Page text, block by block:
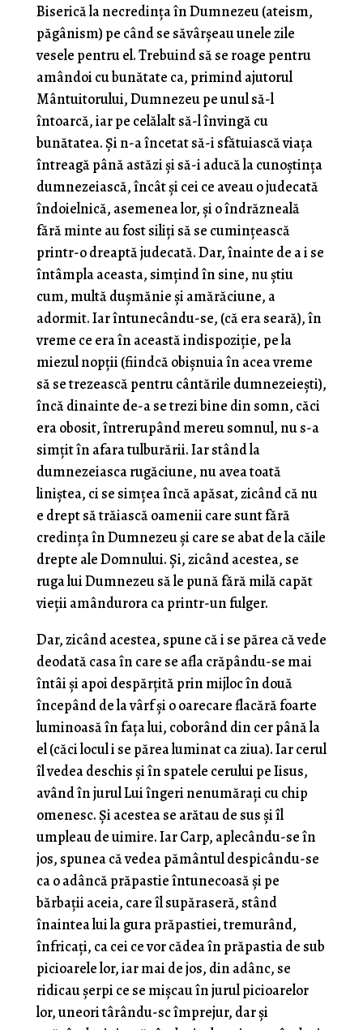
Biserică la necredinţa în Dumnezeu (ateism,
păgânism) pe când se săvârșeau unele zile
vesele pentru el. Trebuind să se roage pentru
amândoi cu bunătate ca, primind ajutorul
Mântuitorului, Dumnezeu pe unul să-l
întoarcă, iar pe celălalt să-l învingă cu
bunătatea. Şi n-a încetat să-i sfătuiască viaţa
întreagă până astăzi şi să-i aducă la cunoştinţa
dumnezeiască, încât şi cei ce aveau o judecată
îndoielnică, asemenea lor, şi o îndrăzneală
fără minte au fost siliţi să se cuminţească
printr-o dreaptă judecată. Dar, înainte de a i se
întâmpla aceasta, simţind în sine, nu ştiu
cum, multă duşmănie şi amără­ciune, a
adormit. Iar întunecându-se, (că era seară), în
vreme ce era în această indispoziţie, pe la
miezul nopţii (fiindcă obişnuia în acea vreme
să se trezească pentru cântările dum­nezeieşti),
încă dinainte de-a se trezi bine din somn, căci
era obosit, întrerupând mereu somnul, nu s-a
simţit în afara tulburării. Iar stând la
dumnezeiasca rugăciune, nu avea toată
liniştea, ci se simţea încă apăsat, zicând că nu
e drept să trăiască oamenii care sunt fără
credinţa în Dumnezeu şi care se abat de la căile
drepte ale Domnului. Şi, zicând acestea, se
ruga lui Dumnezeu să le pună fără milă capăt
vieţii amândurora ca printr-un fulger.
Dar, zicând acestea, spune că i se părea că vede
deodată casa în care se afla crăpându-se mai
întâi şi apoi despărţită prin mijloc în două
începând de la vârf şi o oarecare flacără foarte
luminoasă în faţa lui, coborând din cer până la
el (căci locul i se părea luminat ca ziua). Iar cerul
îl vedea deschis şi în spatele cerului pe Iisus,
având în jurul Lui îngeri nenumăraţi cu chip
omenesc. Şi acestea se arătau de sus şi îl
umpleau de uimire. Iar Carp, aplecându-se în
jos, spunea că vedea pământul despicându-se
ca o adâncă prăpastie întunecoasă şi pe
bărbaţii aceia, care îl supăraseră, stând
înaintea lui la gura prăpastiei, tremurând,
înfricaţi, ca cei ce vor cădea în prăpastia de sub
picioarele lor, iar mai de jos, din adânc, se
ridicau şerpi ce se mişcau în jurul picioarelor
lor, uneori târându-sc împrejur, dar şi